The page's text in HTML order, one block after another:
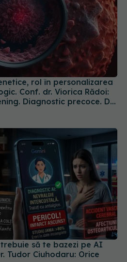
Conf. dr. Viorica Rădoi:
Diagnostic precoce. Dr.
gratuite
Tudor Ciuhodaru: Orice